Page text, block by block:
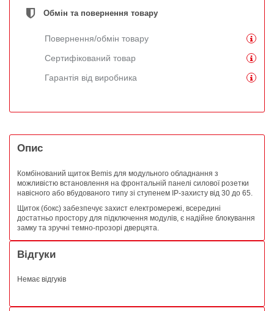
Обмін та повернення товару
Повернення/обмін товару
Сертифікований товар
Гарантія від виробника
Опис
Комбінований щиток Bemis для модульного обладнання з
можливістю встановлення на фронтальній панелі силової розетки
навісного або вбудованого типу зі ступенем IP-захисту від 30 до 65.
Щиток (бокс) забезпечує захист електромережі, всередині
достатньо простору для підключення модулів, є надійне блокування
замку та зручні темно-прозорі дверцята.
Відгуки
Немає відгуків